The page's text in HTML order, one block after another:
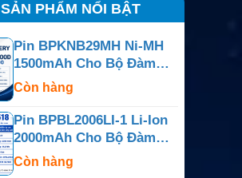
SẢN PHẨM NỔI BẬT
Pin BPKNB29MH Ni-MH
1500mAh Cho Bộ Đàm
Kenwood TK-2200, NX-
240 Và NX-340
Còn hàng
Pin BPBL2006LI-1 Li-Ion
2000mAh Cho Bộ Đàm
Hytera PD702, PD782
Còn hàng